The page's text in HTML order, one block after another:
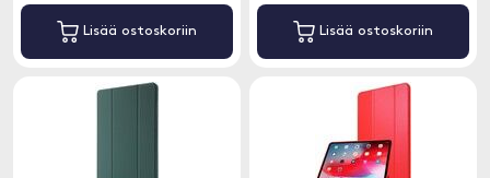
Lisää ostoskoriin Lisää ostoskoriin